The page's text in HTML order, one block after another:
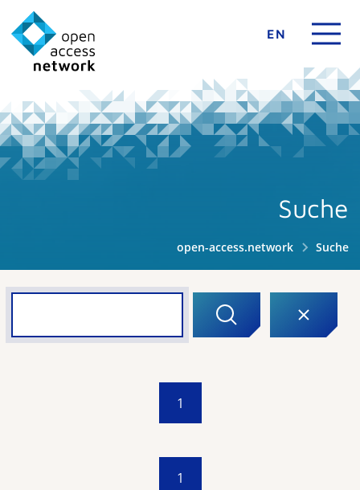
EN
Suche
open-access.network Suche
1
1